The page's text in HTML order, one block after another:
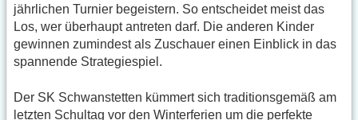
jährlichen Turnier begeistern. So entscheidet meist das
Los, wer überhaupt antreten darf. Die anderen Kinder
gewinnen zumindest als Zuschauer einen Einblick in das
spannende Strategiespiel.
Der SK Schwanstetten kümmert sich traditionsgemäß am
letzten Schultag vor den Winterferien um die perfekte